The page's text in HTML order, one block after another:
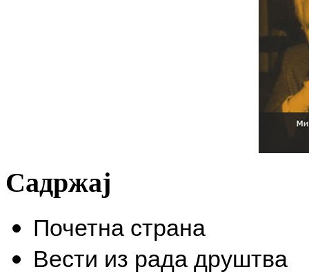
Садржај
Почетна страна
Вести из рада друштва